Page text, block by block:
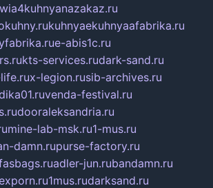
kuhnyaekuhnyaafabrika.ru
e-abis1c.ru
kts-services.rudark-sand.ru
x-legion.rusib-archives.ru
venda-festival.ru
dooraleksandria.ru
mine-lab-msk.ru1-mus.ru
damn.rupurse-factory.ru
adler-jun.rubandamn.ru
1mus.rudarksand.ru